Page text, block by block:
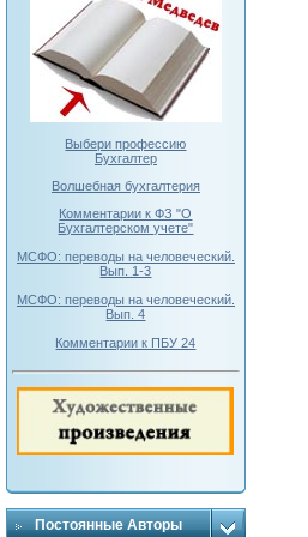
Выбери профессию
Бухгалтер
Волшебная бухгалтерия
Комментарии к ФЗ "О
Бухгалтерском учете"
МСФО: переводы на человеческий.
Вып. 1-3
МСФО: переводы на человеческий.
Вып. 4
Комментарии к ПБУ 24
Постоянные Авторы